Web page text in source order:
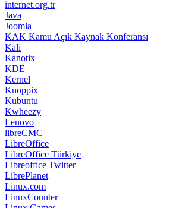
internet.org.tr
Java
Joomla
KAK Kamu Açık Kaynak Konferansı
Kali
Kanotix
KDE
Kernel
Knoppix
Kubuntu
Kwheezy
Lenovo
libreCMC
LibreOffice
LibreOffice Türkiye
Libreoffice Twitter
LibrePlanet
Linux.com
LinuxCounter